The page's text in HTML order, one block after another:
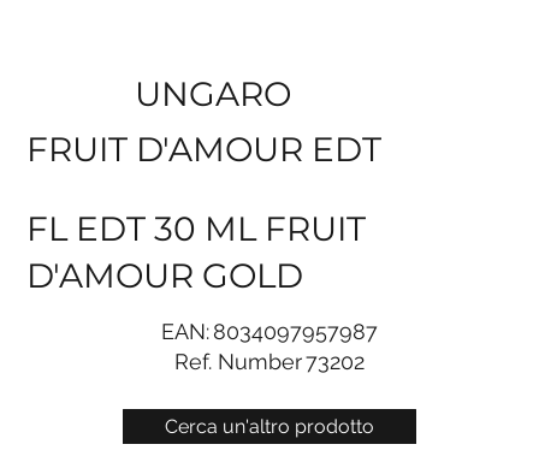
Cerca un'altro prodotto
UNGARO
FRUIT D'AMOUR EDT
FL EDT 30 ML FRUIT
D'AMOUR GOLD
EAN:8034097957987
Ref. Number73202